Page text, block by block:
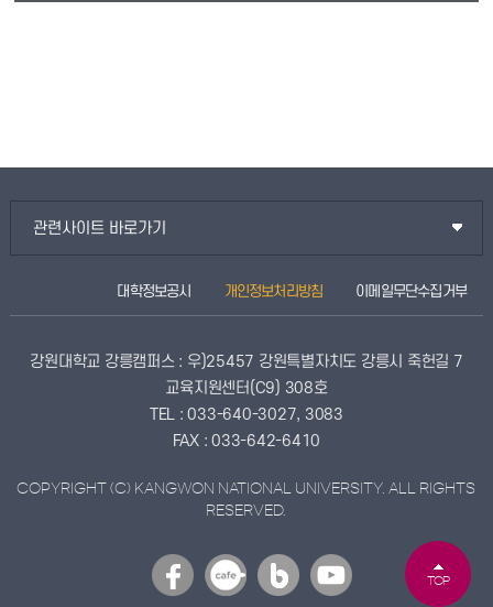
관련사이트 바로가기
대학정보공시 개인정보처리방침 이메일무단수집거부
강원대학교 강릉캠퍼스 : 우)25457 강원특별자치도 강릉시 죽헌길 7
교육지원센터(C9) 308호
TEL : 033-640-3027, 3083
FAX : 033-642-6410
COPYRIGHT (C) KANGWON NATIONAL UNIVERSITY. ALL RIGHTS
RESERVED.
TOP